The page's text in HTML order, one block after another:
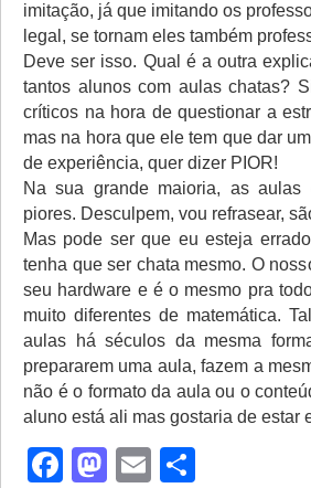
imitação, já que imitando os
legal, se tornam eles também
Deve ser isso. Qual é a outra
tantos alunos com aulas chatas?
críticos na hora de questionar a
mas na hora que ele tem que dar
de experiência, quer dizer PIOR!
Na sua grande maioria, as
piores. Desculpem, vou refrasear,
Mas pode ser que eu esteja
tenha que ser chata mesmo. O
seu hardware e é o mesmo pra
muito diferentes de matemática.
aulas há séculos da mesma
prepararem uma aula, fazem a
não é o formato da aula ou o
aluno está ali mas gostaria de estar
Facebook
Mastodon
Email